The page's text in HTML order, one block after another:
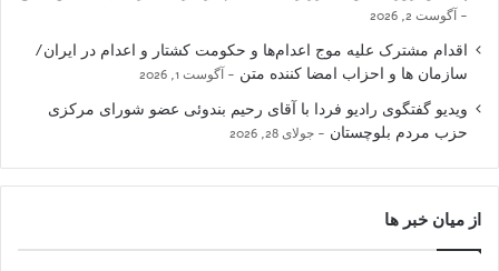
آگوست 2, 2026
اقدام مشترک علیه موج اعدام‌ها و حکومت کشتار و اعدام در ایران/
سازمان ها و احزاب امضا کننده متن
آگوست 1, 2026
ویدیو گفتگوی رادیو فردا با آقای رحیم بندوئی عضو شورای مرکزی
حزب مردم بلوچستان
جولای 28, 2026
از میان خبر ها